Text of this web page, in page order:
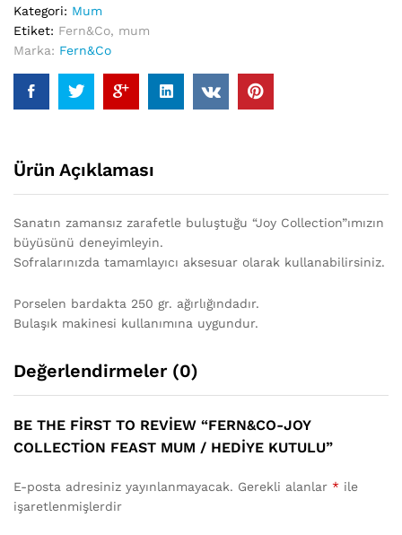
quantity
Kategori: Mum
Etiket: Fern&Co, mum
Marka: Fern&Co
Ürün Açıklaması
Sanatın zamansız zarafetle buluştuğu “Joy Collection”ımızın
büyüsünü deneyimleyin.
Sofralarınızda tamamlayıcı aksesuar olarak kullanabilirsiniz.
Porselen bardakta 250 gr. ağırlığındadır.
Bulaşık makinesi kullanımına uygundur.
Değerlendirmeler (0)
BE THE FIRST TO REVIEW “FERN&CO-JOY
COLLECTION FEAST MUM / HEDIYE KUTULU”
E-posta adresiniz yayınlanmayacak. Gerekli alanlar * ile
işaretlenmişlerdir